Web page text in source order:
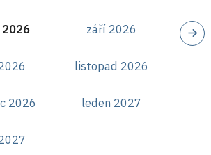
září 2026
listopad 2026
2026 leden 2027